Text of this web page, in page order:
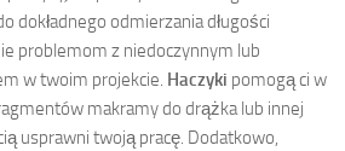
dokładnego odmierzania długości
problemom z niedoczynnym lub
w twoim projekcie. Haczyki pomogą ci w
makramy do drążka lub innej
usprawni twoją pracę. Dodatkowo,